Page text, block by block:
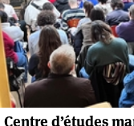
Centre d’études